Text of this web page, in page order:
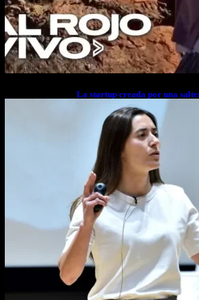
La startup creada por una
estrés financiero en